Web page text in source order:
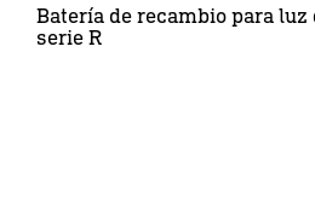
Batería de recambio para
serie R